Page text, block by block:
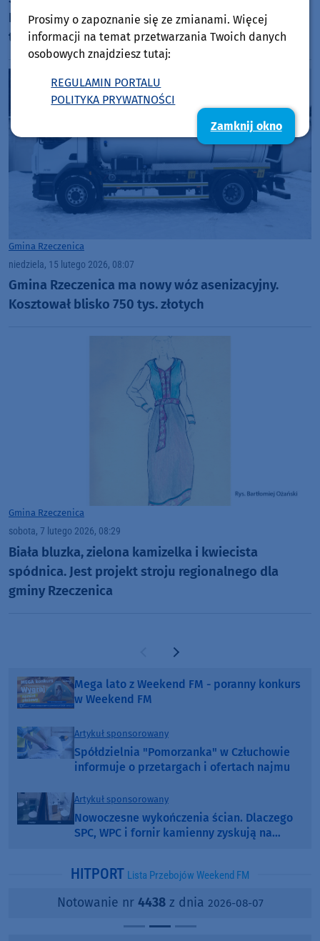
Rzeczenica, przestanie istnieć. Przedszkole jednak
tu pozostanie
Gmina Rzeczenica
niedziela, 15 lutego 2026, 08:07
Gmina Rzeczenica ma nowy wóz asenizacyjny.
Kosztował blisko 750 tys. złotych
Gmina Rzeczenica
sobota, 7 lutego 2026, 08:29
Biała bluzka, zielona kamizelka i kwiecista
spódnica. Jest projekt stroju regionalnego dla
gminy Rzeczenica
Poprzednia strona
Następna strona
Mega lato z Weekend FM - poranny konkurs
w Weekend FM
Artykuł sponsorowany
Spółdzielnia "Pomorzanka" w Człuchowie
informuje o przetargach i ofertach najmu
Artykuł sponsorowany
Nowoczesne wykończenia ścian. Dlaczego
SPC, WPC i fornir kamienny zyskują na
HITPORT Lista Przebojów Weekend FM
Notowanie nr 4438z dnia 2026-08-07
Prosimy o zapoznanie się ze zmianami. Więcej
informacji na temat przetwarzania Twoich danych
osobowych znajdziesz tutaj:
REGULAMIN PORTALU
POLITYKA PRYWATNOŚCI
Zamknij okno